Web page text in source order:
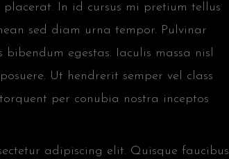
placerat. In id cursus mi pretium tellus
sed diam urna tempor. Pulvinar
egestas. Iaculis massa nisl
Ut hendrerit semper vel class
per conubia nostra inceptos
adipiscing elit. Quisque faucibus